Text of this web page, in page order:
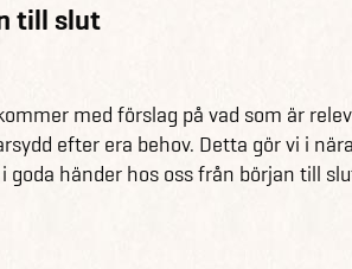
till slut
med förslag på vad som är
efter era behov. Detta gör vi i
händer hos oss från början till